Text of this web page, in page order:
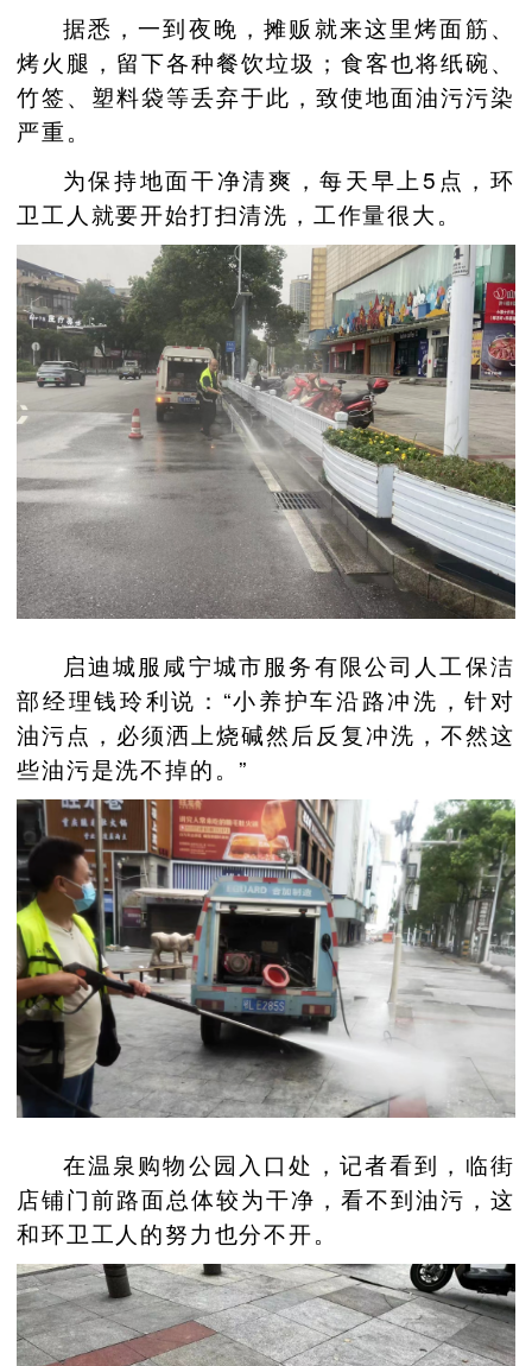
据悉，一到夜晚，摊贩就来这里烤面筋、
烤火腿，留下各种餐饮垃圾；食客也将纸碗、
竹签、塑料袋等丢弃于此，致使地面油污污染
严重。
为保持地面干净清爽，每天早上5点，环
卫工人就要开始打扫清洗，工作量很大。
启迪城服咸宁城市服务有限公司人工保洁
部经理钱玲利说：“小养护车沿路冲洗，针对
油污点，必须洒上烧碱然后反复冲洗，不然这
些油污是洗不掉的。”
在温泉购物公园入口处，记者看到，临街
店铺门前路面总体较为干净，看不到油污，这
和环卫工人的努力也分不开。